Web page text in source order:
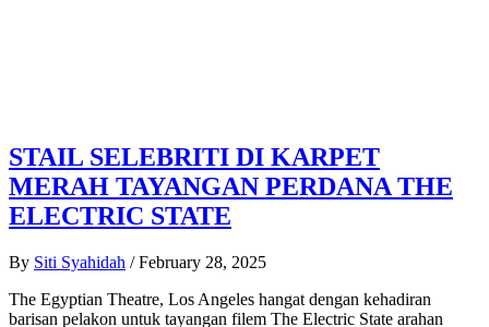
STAIL SELEBRITI DI KARPET
MERAH TAYANGAN PERDANA THE
ELECTRIC STATE
By Siti Syahidah / February 28, 2025
The Egyptian Theatre, Los Angeles hangat dengan kehadiran
barisan pelakon untuk tayangan filem The Electric State arahan